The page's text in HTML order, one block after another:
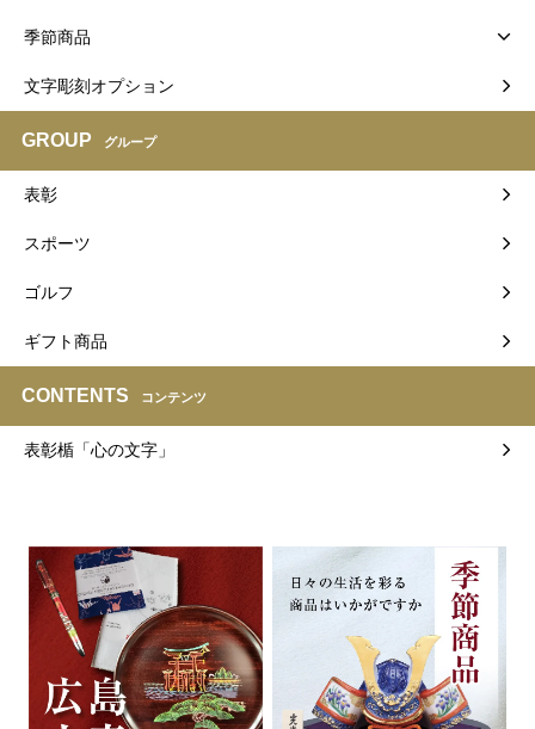
季節商品
文字彫刻オプション
GROUP グループ
表彰
スポーツ
ゴルフ
ギフト商品
CONTENTS コンテンツ
表彰楯「心の文字」